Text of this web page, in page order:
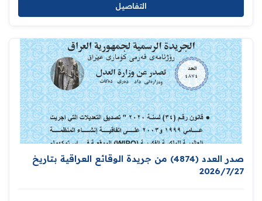
التفاصيل
صدر العدد (4874) من جريدة الوقائع العراقية بتاريخ
2026/7/27